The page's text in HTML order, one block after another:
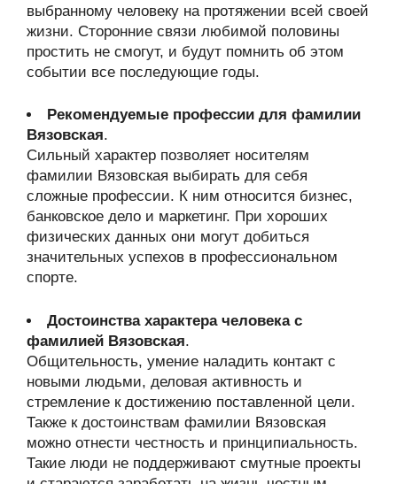
выбранному человеку на протяжении всей своей
жизни. Сторонние связи любимой половины
простить не смогут, и будут помнить об этом
событии все последующие годы.
Рекомендуемые профессии для фамилии
Вязовская.
Сильный характер позволяет носителям
фамилии Вязовская выбирать для себя
сложные профессии. К ним относится бизнес,
банковское дело и маркетинг. При хороших
физических данных они могут добиться
значительных успехов в профессиональном
спорте.
Достоинства характера человека с
фамилией Вязовская.
Общительность, умение наладить контакт с
новыми людьми, деловая активность и
стремление к достижению поставленной цели.
Также к достоинствам фамилии Вязовская
можно отнести честность и принципиальность.
Такие люди не поддерживают смутные проекты